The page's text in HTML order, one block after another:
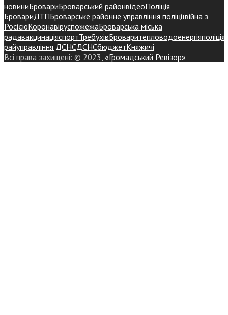
новиниБровариБроварський районвідеоПоліція
БровариДТПБроварське районне управління поліціївійна з
РосієюКоронавіруспожежаБроварська міська
радавакцинаціяспортТребухівБроваритепловодоенергіяполіція
райуправління ДСНСДСНСбюджетКняжичі
Всі права захищені: © 2023, «Громадський Ревізор»